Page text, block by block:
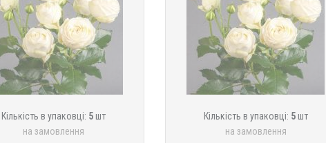
Кількість в упаковці: 5 шт
на замовлення
Кількість в упаковці: 5шт
на замовлення